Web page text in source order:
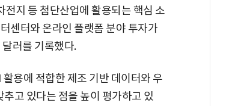
지 등 첨단산업에 활용되는 핵심 소
센터와 온라인 플랫폼 분야 투자가
러를 기록했다.
용에 적합한 제조 기반 데이터와 우
고 있다는 점을 높이 평가하고 있